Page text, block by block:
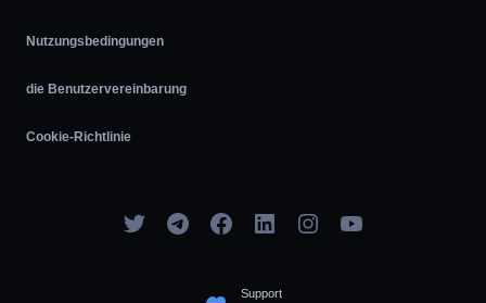
Nutzungsbedingungen
die Benutzervereinbarung
Cookie-Richtlinie
Support